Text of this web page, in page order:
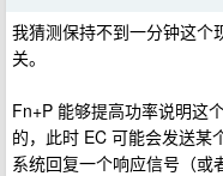
我猜测保持不到一分钟这个
关。
Fn+P 能够提高功率说明这
的，此时 EC 可能会发送某
系统回复一个响应信号（或